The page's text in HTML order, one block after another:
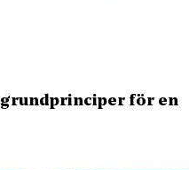
grundprinciper för en